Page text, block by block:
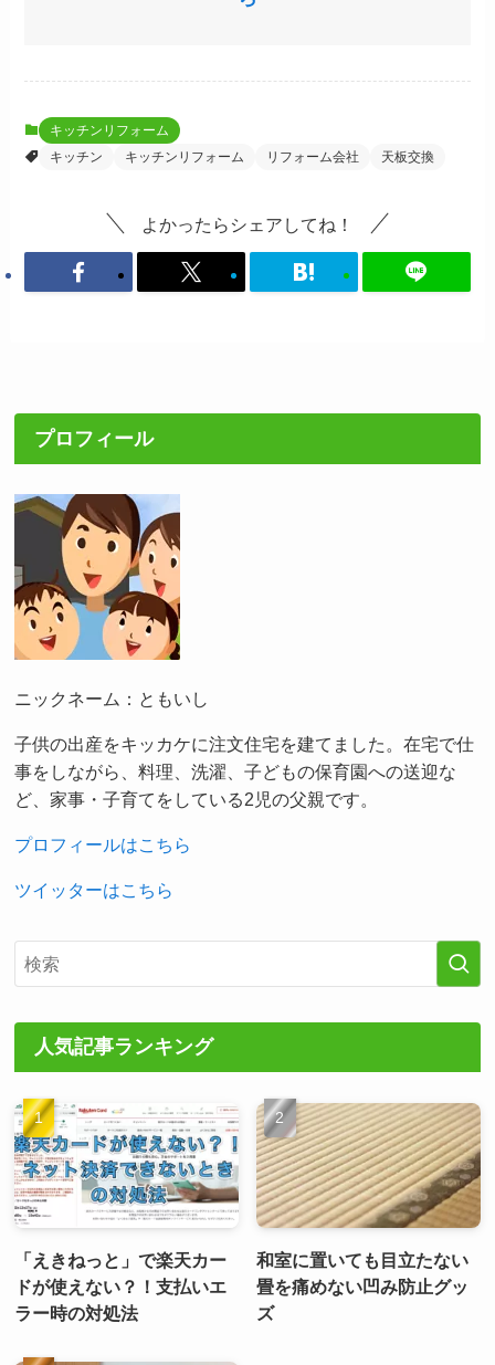
キッチンリフォーム
キッチン
キッチンリフォーム リフォーム会社 天板交換
よかったらシェアしてね！
プロフィール
ニックネーム：ともいし
子供の出産をキッカケに注文住宅を建てました。在宅で仕
事をしながら、料理、洗濯、子どもの保育園への送迎な
ど、家事・子育てをしている2児の父親です。
プロフィールはこちら
ツイッターはこちら
人気記事ランキング
「えきねっと」で楽天カー
ドが使えない？！支払いエ
ラー時の対処法
和室に置いても目立たない
畳を痛めない凹み防止グッ
ズ